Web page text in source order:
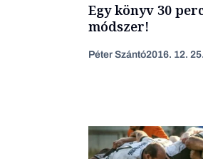
Egy könyv 30
módszer!
Péter Szántó2016. 12. 25.